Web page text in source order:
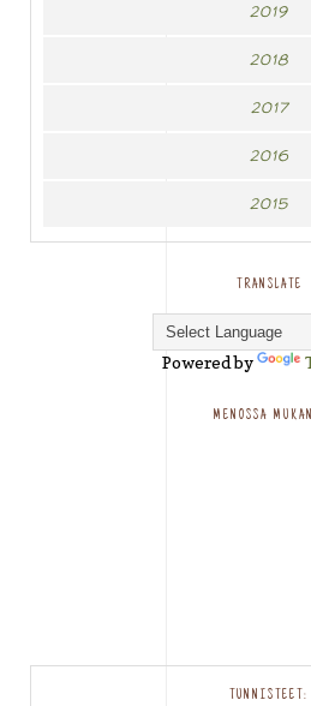
2019
2018
2017
2016
2015
TRANSLATE
Powered by
MENOSSA
TUNNISTEET: